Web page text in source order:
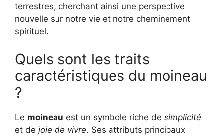
terrestres, cherchant ainsi une perspective
nouvelle sur notre vie et notre cheminement
spirituel.
Quels sont les traits
caractéristiques du moineau
?
Le moineau est un symbole riche de simplicité
et de joie de vivre. Ses attributs principaux